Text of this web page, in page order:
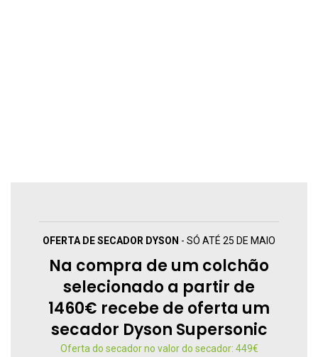
OFERTA DE SECADOR DYSON - SÓ ATÉ 25 DE MAIO
Na compra de um colchão
selecionado a partir de
1460€ recebe de oferta um
secador Dyson Supersonic
Oferta do secador no valor do secador: 449€